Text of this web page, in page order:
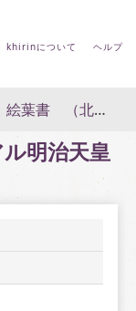
khirinについて ヘルプ
絵葉書 （北海道）室蘭ニアル明治天皇天澤泉場
明治天皇